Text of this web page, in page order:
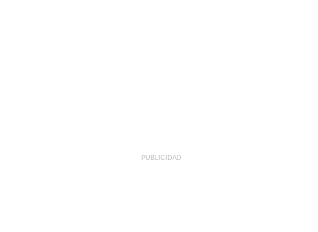
PUBLICIDAD